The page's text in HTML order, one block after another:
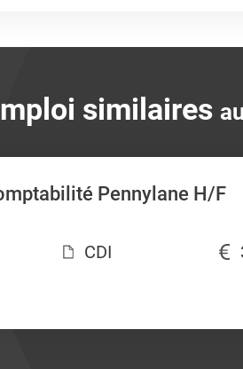
similaires
Pennylane H/F
CDI